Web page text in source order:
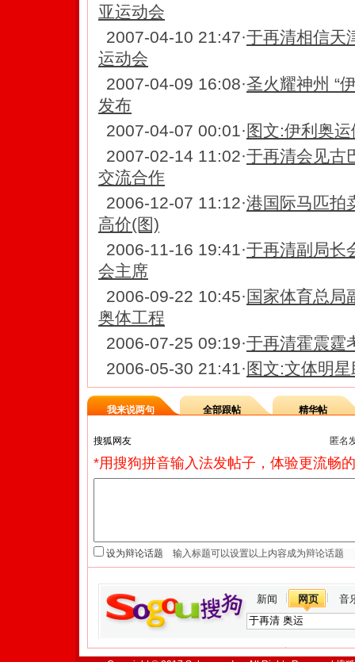
亚运动会
2007-04-10 21:47·于再清相信天
运动会
2007-04-09 16:08·圣火耀神州 “
发布
2007-04-07 00:01· 图文:伊利奥
2007-02-14 11:02·于再清会见古
交流合作
2006-12-07 11:12·港国际马匹拍
高价(图)
2006-11-16 19:41·于再清副局长
会主席
2006-09-22 10:45· 国家体育总局
奥体工程
2006-07-25 09:19·于再清霍震霆
2006-05-30 21:41· 图文:文体明
我来说两句 全部跟帖 精华帖
匿名
*用搜狗拼音输入法发帖子，体验更流畅
设为辩论话题
新闻 网页 音